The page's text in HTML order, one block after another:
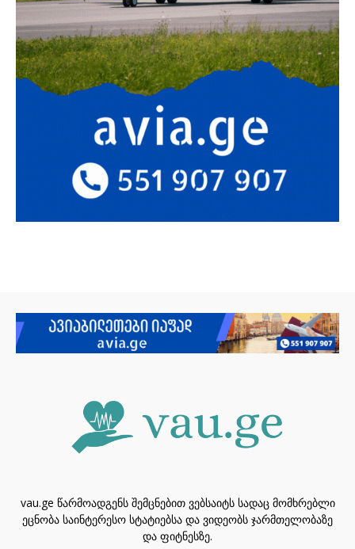
vau.ge წარმოადგენს შემცნებით ვებსაიტს სადაც მომხრებლი
ეცნობა საინტერესო სტატიებსა და ვიდეობს ჯარმთელობაზე
და ფიტნესზე.